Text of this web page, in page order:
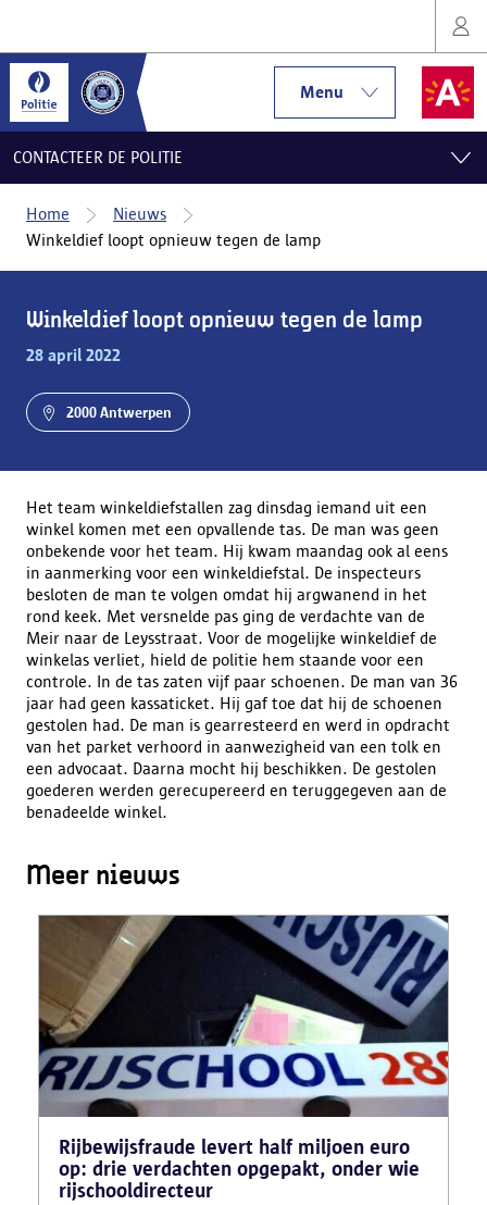
Menu
CONTACTEER DE POLITIE
Home
Nieuws
Winkeldief loopt opnieuw tegen de lamp
Winkeldief loopt opnieuw tegen de lamp
28 april 2022
2000 Antwerpen
Het team winkeldiefstallen zag dinsdag iemand uit een
winkel komen met een opvallende tas. De man was geen
onbekende voor het team. Hij kwam maandag ook al eens
in aanmerking voor een winkeldiefstal. De inspecteurs
besloten de man te volgen omdat hij argwanend in het
rond keek. Met versnelde pas ging de verdachte van de
Meir naar de Leysstraat. Voor de mogelijke winkeldief de
winkelas verliet, hield de politie hem staande voor een
controle. In de tas zaten vijf paar schoenen. De man van 36
jaar had geen kassaticket. Hij gaf toe dat hij de schoenen
gestolen had. De man is gearresteerd en werd in opdracht
van het parket verhoord in aanwezigheid van een tolk en
een advocaat. Daarna mocht hij beschikken. De gestolen
goederen werden gerecupereerd en teruggegeven aan de
benadeelde winkel.
Meer nieuws
Rijbewijsfraude levert half miljoen euro
op: drie verdachten opgepakt, onder wie
rijschooldirecteur